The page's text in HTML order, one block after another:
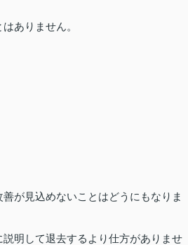
ありません。
が見込めないことはどうにもなりま
明して退去するより仕方がありませ